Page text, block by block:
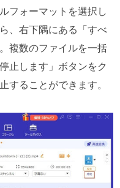
フォーマットを選択し
、右下隅にある「すべ
複数のファイルを一括
止します」ボタンをク
することができます。